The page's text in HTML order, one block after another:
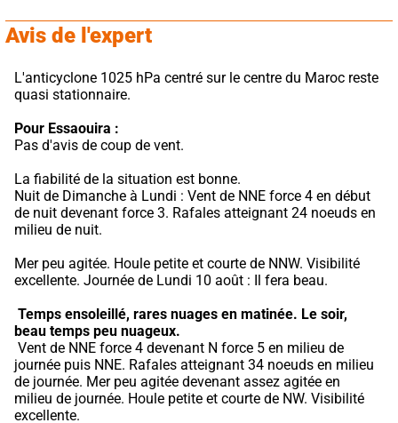
Avis de l'expert
L'anticyclone 1025 hPa centré sur le centre du Maroc reste
quasi stationnaire.
Pour Essaouira :
Pas d'avis de coup de vent.
La fiabilité de la situation est bonne.
Nuit de Dimanche à Lundi : Vent de NNE force 4 en début
de nuit devenant force 3. Rafales atteignant 24 noeuds en
milieu de nuit.
Mer peu agitée. Houle petite et courte de NNW. Visibilité
excellente. Journée de Lundi 10 août : Il fera beau.
Temps ensoleillé, rares nuages en matinée. Le soir,
beau temps peu nuageux.
journée puis NNE. Rafales atteignant 34 noeuds en milieu
de journée. Mer peu agitée devenant assez agitée en
milieu de journée. Houle petite et courte de NW. Visibilité
excellente.